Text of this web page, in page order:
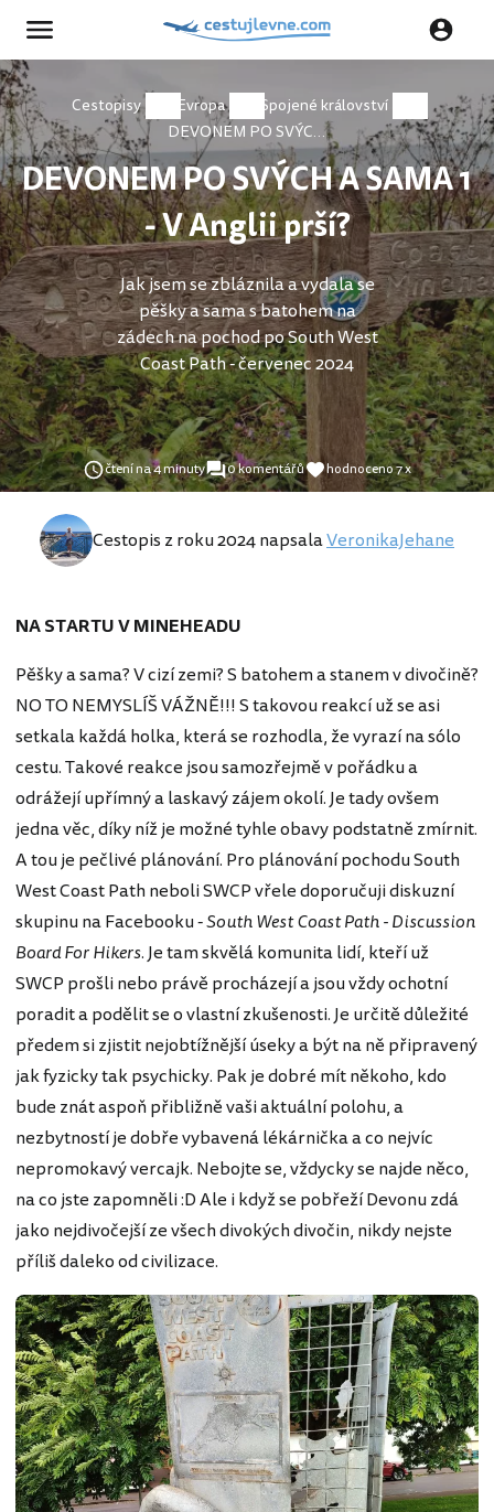
Cestopisy Evropa
Spojené království
DEVONEM PO SVÝCH A SAMA 1 - V Anglii prší?
DEVONEM PO SVÝCH A SAMA 1
- V Anglii prší?
Jak jsem se zbláznila a vydala se
pěšky a sama s batohem na
zádech na pochod po South West
Coast Path - červenec 2024
čtení na 4 minuty 0 komentářů hodnoceno 7 x
Cestopis z roku 2024 napsalaVeronikaJehane
NA STARTU V MINEHEADU
Pěšky a sama? V cizí zemi? S batohem a stanem v divočině?
NO TO NEMYSLÍŠ VÁŽNĚ!!! S takovou reakcí už se asi
setkala každá holka, která se rozhodla, že vyrazí na sólo
cestu. Takové reakce jsou samozřejmě v pořádku a
odrážejí upřímný a laskavý zájem okolí. Je tady ovšem
jedna věc, díky níž je možné tyhle obavy podstatně zmírnit.
A tou je pečlivé plánování. Pro plánování pochodu South
West Coast Path neboli SWCP vřele doporučuji diskuzní
skupinu na Facebooku -South West Coast Path - Discussion
Board For Hikers. Je tam skvělá komunita lidí, kteří už
SWCP prošli nebo právě procházejí a jsou vždy ochotní
poradit a podělit se o vlastní zkušenosti. Je určitě důležité
předem si zjistit nejobtížnější úseky a být na ně připravený
jak fyzicky tak psychicky. Pak je dobré mít někoho, kdo
bude znát aspoň přibližně vaši aktuální polohu, a
nezbytností je dobře vybavená lékárnička a co nejvíc
nepromokavý vercajk. Nebojte se, vždycky se najde něco,
na co jste zapomněli :D Ale i když se pobřeží Devonu zdá
jako nejdivočejší ze všech divokých divočin, nikdy nejste
příliš daleko od civilizace.